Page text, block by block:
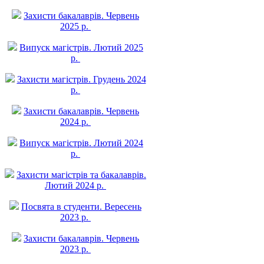
Захисти бакалаврів. Червень
2025 р.
Випуск магістрів. Лютий 2025
р.
Захисти магістрів. Грудень 2024
р.
Захисти бакалаврів. Червень
2024 р.
Випуск магістрів. Лютий 2024
р.
Захисти магістрів та бакалаврів.
Лютий 2024 р.
Посвята в студенти. Вересень
2023 р.
Захисти бакалаврів. Червень
2023 р.